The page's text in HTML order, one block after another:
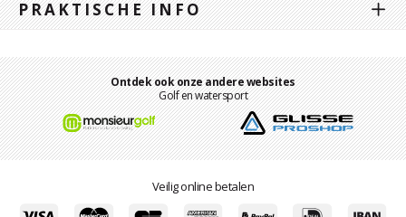
PRAKTISCHE INFO
Ontdek ook onze andere websites
Golf en watersport
Veilig online betalen